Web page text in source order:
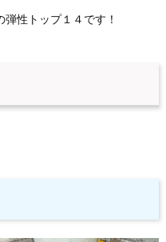
性トップ１４です！